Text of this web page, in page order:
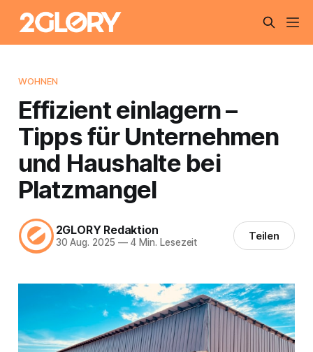
WOHNEN
Effizient einlagern –
Tipps für Unternehmen
und Haushalte bei
Platzmangel
2GLORY Redaktion
30 Aug. 2025 —4 Min. Lesezeit Teilen